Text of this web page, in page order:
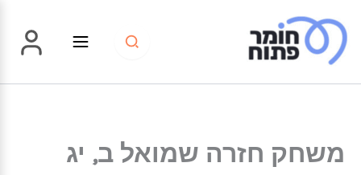
לתוכן
משחק חזרה שמואל ב, יג